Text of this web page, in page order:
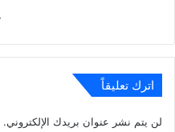
اترك تعليقاً
لن يتم نشر عنوان بريدك الإلكتروني.